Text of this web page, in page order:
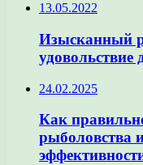
13.05.2022
Изысканный
удовольствие
24.02.2025
Как
рыболовства